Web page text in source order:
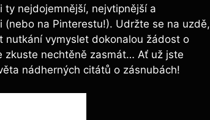
ty nejdojemnější, nejvtipnější a
na Pinterestu!). Udržte se na uzdě,
nutkání vymyslet dokonalou žádost o
zkuste nechtěně zasmát… Ať už jste
nádherných citátů o zásnubách!